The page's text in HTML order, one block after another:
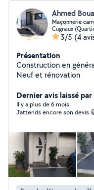
Ahmed
Maçonnerie
Cugnaux
3/5 (4
Présentation
Construction en général Terrasse clôture.
Neuf et rénovation
Dernier avis laissé
Il y a plus de 6 mois
J’attends encore son devis